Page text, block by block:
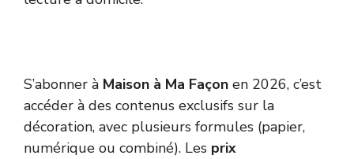
S’abonner à Maison à Ma Façon en 2026, c’est
accéder à des contenus exclusifs sur la
décoration, avec plusieurs formules (papier,
numérique ou combiné). Les prix